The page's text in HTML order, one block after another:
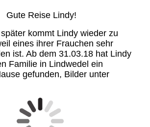
Gute Reise Lindy!
kommt Lindy wieder zu
eines ihrer Frauchen sehr
ist. Ab dem 31.03.18 hat Lindy
Familie in Lindwedel ein
gefunden, Bilder unter